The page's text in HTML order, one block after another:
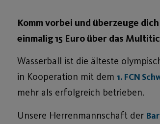
Komm vorbei und überzeuge
einmalig 15 Euro über das
Wasserball ist die älteste
in Kooperation mit dem 1. FCN
mehr als erfolgreich betrieben.
Unsere Herrenmannschaft der